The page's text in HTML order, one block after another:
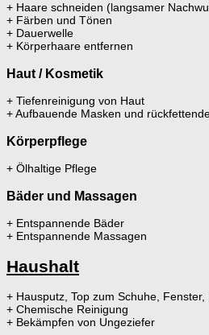
+ Haare schneiden (langsamer
+ Färben und Tönen
+ Dauerwelle
+ Körperhaare entfernen
Haut / Kosmetik
+ Tiefenreinigung von Haut
+ Aufbauende Masken und
Körperpflege
+ Ölhaltige Pflege
Bäder und Massagen
+ Entspannende Bäder
+ Entspannende Massagen
Haushalt
+ Hausputz, Top zum Schuhe,
+ Chemische Reinigung
+ Bekämpfen von Ungeziefer